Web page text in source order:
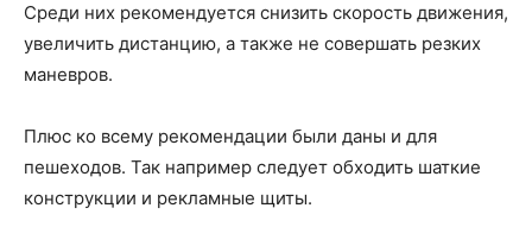
Среди них рекомендуется снизить скорость движения,
увеличить дистанцию, а также не совершать резких
маневров.
Плюс ко всему рекомендации были даны и для
пешеходов. Так например следует обходить шаткие
конструкции и рекламные щиты.